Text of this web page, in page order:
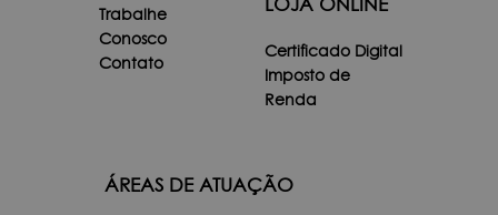
Trabalhe
Conosco
Contato
LOJA ONLINE
Certificado Digital
Imposto de
Renda
ÁREAS DE ATUAÇÃO